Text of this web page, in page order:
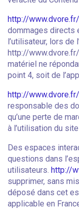
http://www.dvore.fr/
dommages directs
l’utilisateur, lors de
http://
matériel ne
point 4, soit de
http://www.dvore.fr/
responsable des
qu’une perte de
à l’utilisation du site
Des espaces
questions dans
utilisateurs. http://
supprimer, sans
déposé dans cet
applicable en